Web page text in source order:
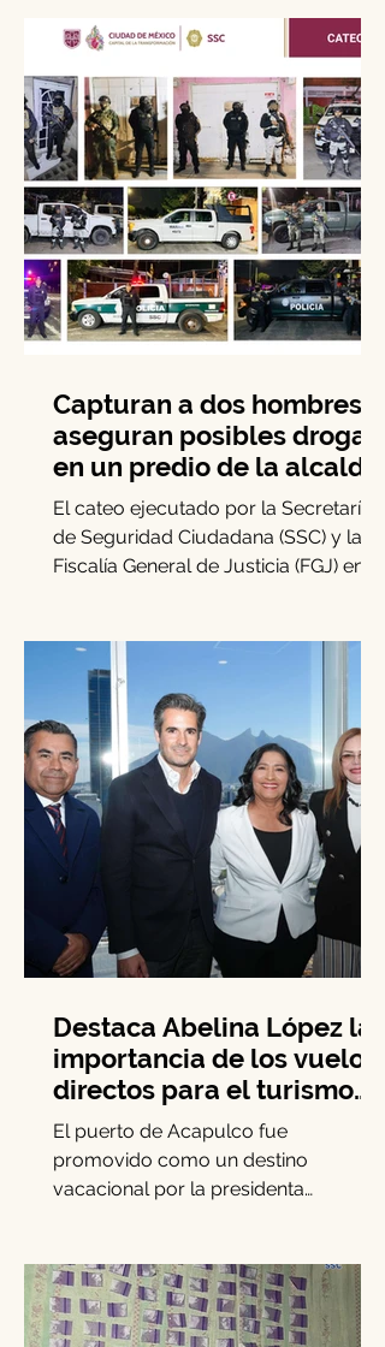
decir, 15 por ciento más de la...
Capturan a dos hombres y
aseguran posibles drogas
en un predio de la alcaldía
Benito Juárez
El cateo ejecutado por la Secretaría
Benito Juárez permitió la...
Destaca Abelina López la
importancia de los vuelos
directos para el turismo
entre Acapulco y
El puerto de Acapulco fue
municipal Abelina López Rodríguez,
quien lideró una...